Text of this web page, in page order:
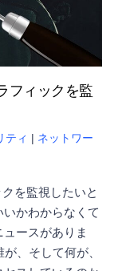
フィックを監
ティ | ネットワー
を監視したいと
かわからなくて
ースがありま
、そして何が、